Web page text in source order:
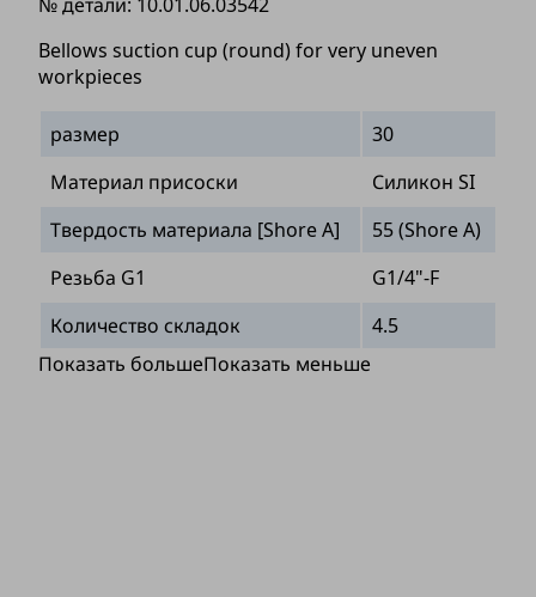
Bellows suction cup (round) for very uneven
workpieces
размер
30
Материал присоски
Силикон SI
Твердость материала [Shore A]
55 (Shore A)
Резьба G1
G1/4"-F
Количество складок
4.5
Показать большеПоказать меньше